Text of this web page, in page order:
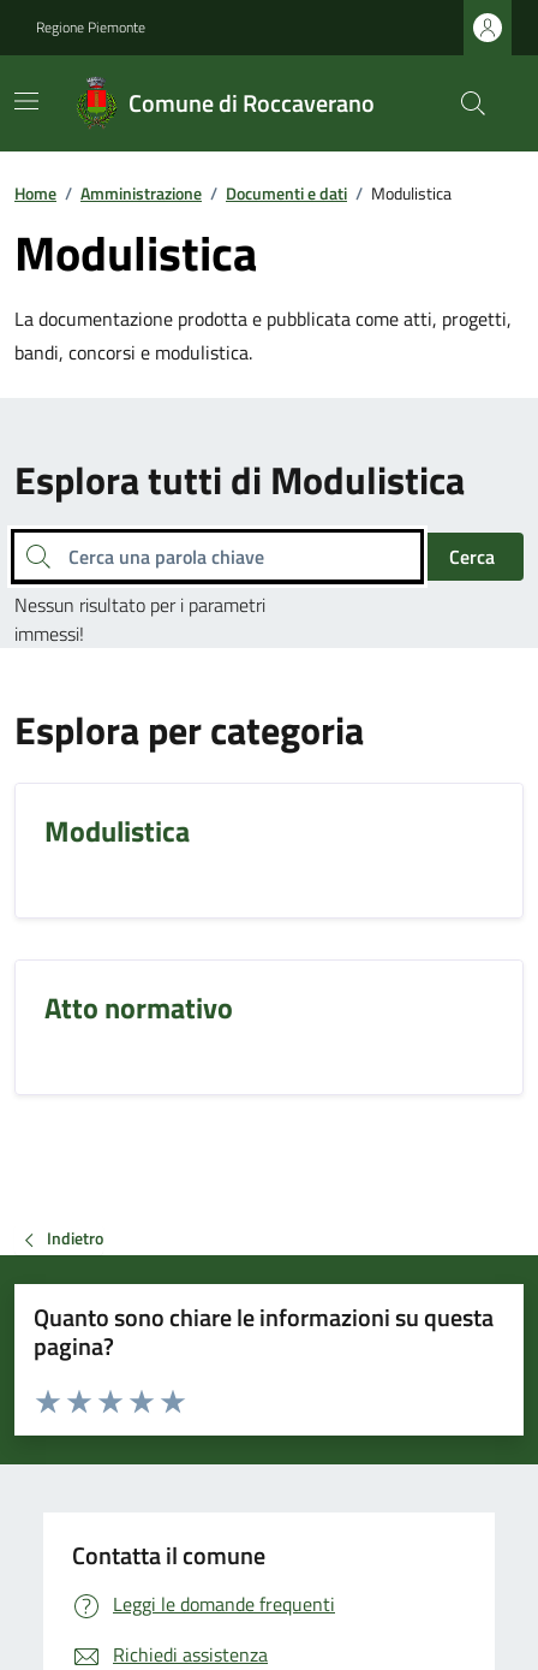
Regione Piemonte
Comune di Roccaverano
Home / Amministrazione / Documenti e dati / Modulistica
Modulistica
La documentazione prodotta e pubblicata come atti, progetti,
bandi, concorsi e modulistica.
Esplora tutti di Modulistica
Cerca una parola chiave
Cerca
Nessun risultato per i parametri
immessi!
Esplora per categoria
Modulistica
Atto normativo
Indietro
Quanto sono chiare le informazioni su questa
pagina?
Valuta da 1 a 5 stelle la pagina
Valuta 5 stelle su 5
Valuta 4 stelle su 5
Valuta 3 stelle su 5
Valuta 2 stelle su 5
Valuta 1 stelle su 5
Contatta il comune
Leggi le domande frequenti
Richiedi assistenza